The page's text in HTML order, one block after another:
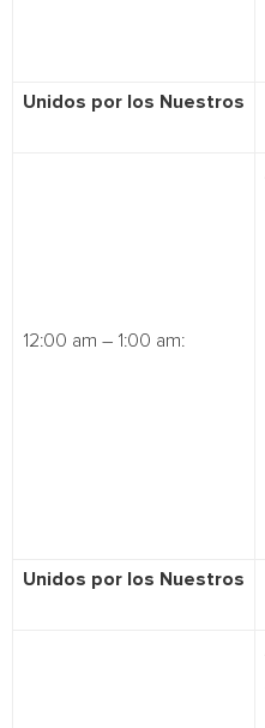
Unidos por los Nuestros
12:00 am – 1:00 am:
Unidos por los Nuestros